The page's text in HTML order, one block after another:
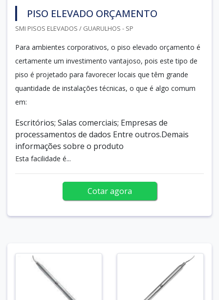
PISO ELEVADO ORÇAMENTO
SMI PISOS ELEVADOS / GUARULHOS - SP
Para ambientes corporativos, o piso elevado orçamento é
certamente um investimento vantajoso, pois este tipo de
piso é projetado para favorecer locais que têm grande
quantidade de instalações técnicas, o que é algo comum
em:
Escritórios; Salas comerciais; Empresas de
processamentos de dados Entre outros.Demais
informações sobre o produto
Esta facilidade é...
Cotar agora